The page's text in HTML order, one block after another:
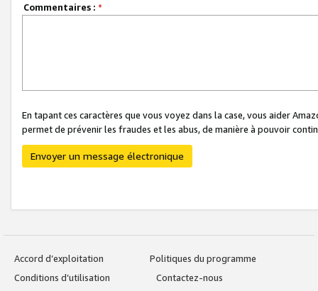
Commentaires : *
En tapant ces caractères que vous voyez dans la case, vous aider
permet de prévenir les fraudes et les abus, de manière à pouvoir
Envoyer un message électronique
Accord d’exploitation
Politiques du programme
Conditions d’utilisation
Contactez-nous